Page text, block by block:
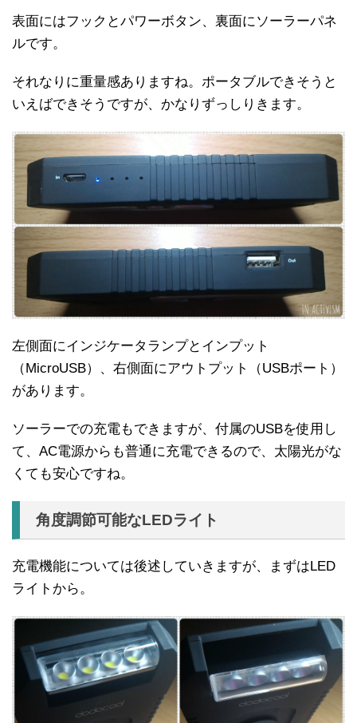
表面にはフックとパワーボタン、裏面にソーラーパネ
ルです。
それなりに重量感ありますね。ポータブルできそうと
いえばできそうですが、かなりずっしりきます。
左側面にインジケータランプとインプット
（MicroUSB）、右側面にアウトプット（USBポート）
があります。
ソーラーでの充電もできますが、付属のUSBを使用し
て、AC電源からも普通に充電できるので、太陽光がな
くても安心ですね。
角度調節可能なLEDライト
充電機能については後述していきますが、まずはLED
ライトから。